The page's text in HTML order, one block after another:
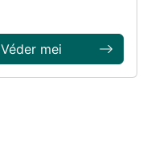
Véder mei